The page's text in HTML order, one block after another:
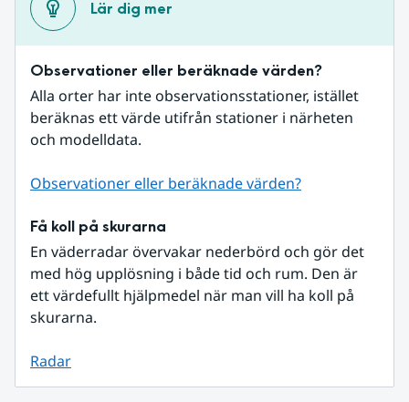
Lär dig mer
Observationer eller beräknade värden?
Alla orter har inte observationsstationer, istället
beräknas ett värde utifrån stationer i närheten
och modelldata.
Observationer eller beräknade värden?
Få koll på skurarna
En väderradar övervakar nederbörd och gör det
med hög upplösning i både tid och rum. Den är
ett värdefullt hjälpmedel när man vill ha koll på
skurarna.
Radar